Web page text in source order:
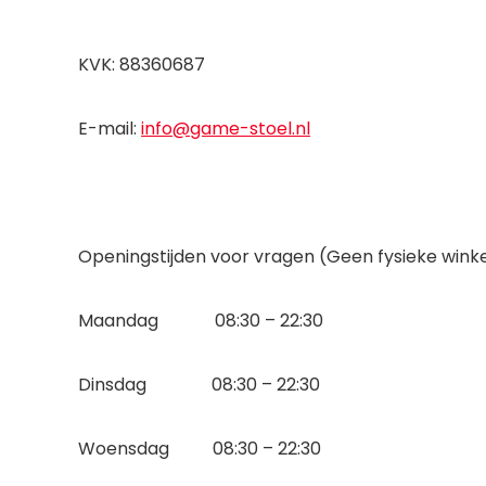
KVK: 88360687
E-mail: info@game-stoel.nl
Openingstijden voor vragen (Geen fysieke
Maandag 08:30 – 22:30
Dinsdag 08:30 – 22:30
Woensdag 08:30 – 22:30